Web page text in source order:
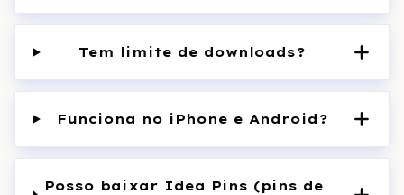
Tem limite de downloads?
Funciona no iPhone e Android?
Posso baixar Idea Pins (pins de